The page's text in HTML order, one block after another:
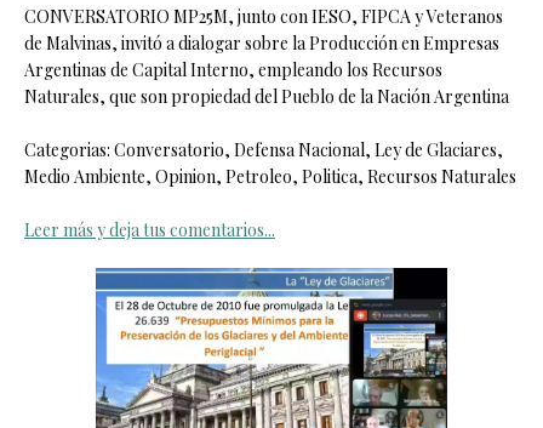
CONVERSATORIO MP25M, junto con IESO, FIPCA y Veteranos
de Malvinas, invitó a dialogar sobre la Producción en Empresas
Argentinas de Capital Interno, empleando los Recursos
Naturales, que son propiedad del Pueblo de la Nación Argentina
Categorias: Conversatorio, Defensa Nacional, Ley de Glaciares,
Medio Ambiente, Opinion, Petroleo, Politica, Recursos Naturales
Leer más y deja tus comentarios...